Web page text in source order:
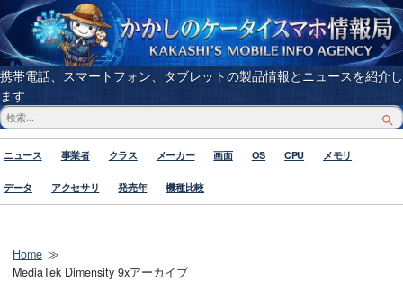
携帯電話、スマートフォン、タブレットの製品情報とニュースを紹介し
ます
ニュース 事業者 クラス メーカー 画面 OS CPU メモリ
データ アクセサリ 発売年 機種比較
Home
MediaTek Dimensity 9xアーカイブ